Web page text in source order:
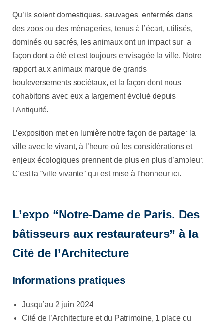
Qu’ils soient domestiques, sauvages, enfermés dans
des zoos ou des ménageries, tenus à l’écart, utilisés,
dominés ou sacrés, les animaux ont un impact sur la
façon dont a été et est toujours envisagée la ville. Notre
rapport aux animaux marque de grands
bouleversements sociétaux, et la façon dont nous
cohabitons avec eux a largement évolué depuis
l’Antiquité.
L’exposition met en lumière notre façon de partager la
ville avec le vivant, à l’heure où les considérations et
enjeux écologiques prennent de plus en plus d’ampleur.
C’est la “ville vivante” qui est mise à l’honneur ici.
L’expo “Notre-Dame de Paris. Des
bâtisseurs aux restaurateurs” à la
Cité de l’Architecture
Informations pratiques
Jusqu’au 2 juin 2024
Cité de l’Architecture et du Patrimoine, 1 place du